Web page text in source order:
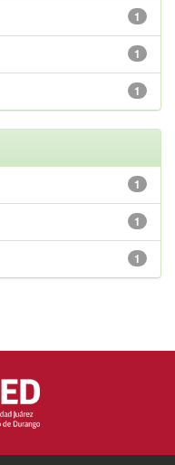
1
1
1
1
1
1